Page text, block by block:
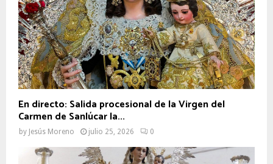
En directo: Salida procesional de la Virgen del
Carmen de Sanlúcar la...
by Jesús Moreno julio 25, 2026 0